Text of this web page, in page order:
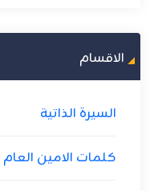
الاقسام
السيرة الذاتية
كلمات الامين العام